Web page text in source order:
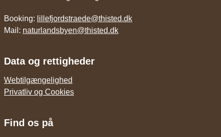
Booking: lillefjordstraede@thisted.dk
Mail: naturlandsbyen@thisted.dk
Data og rettigheder
Webtilgængelighed
Privatliv og Cookies
Find os på